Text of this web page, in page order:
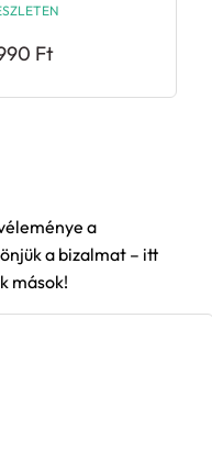
Ft
a
a bizalmat – itt
mások!